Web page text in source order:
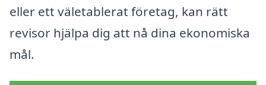
eller ett väletablerat företag, kan rätt
revisor hjälpa dig att nå dina ekonomiska
mål.